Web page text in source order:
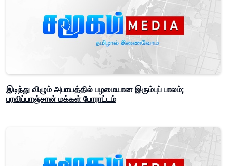
இடிந்து விழும் அபாயத்தில் பழமையான இரும்புப் பாலம்;
பரவிப்பாஞ்சான் மக்கள் போராட்டம்